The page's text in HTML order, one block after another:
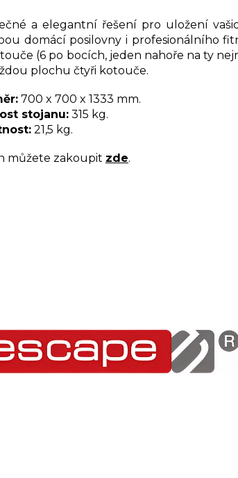
a elegantní řešení pro uložení
domácí posilovny i profesionálního
(6 po bocích, jeden nahoře na ty
plochu čtyři kotouče.
700 x 700 x 1333 mm.
stojanu: 315 kg.
21,5 kg.
můžete zakoupit zde.